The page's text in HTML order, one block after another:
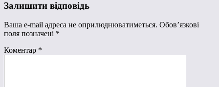
Залишити відповідь
Ваша e-mail адреса не оприлюднюватиметься. Обов’язкові
поля позначені *
Коментар *